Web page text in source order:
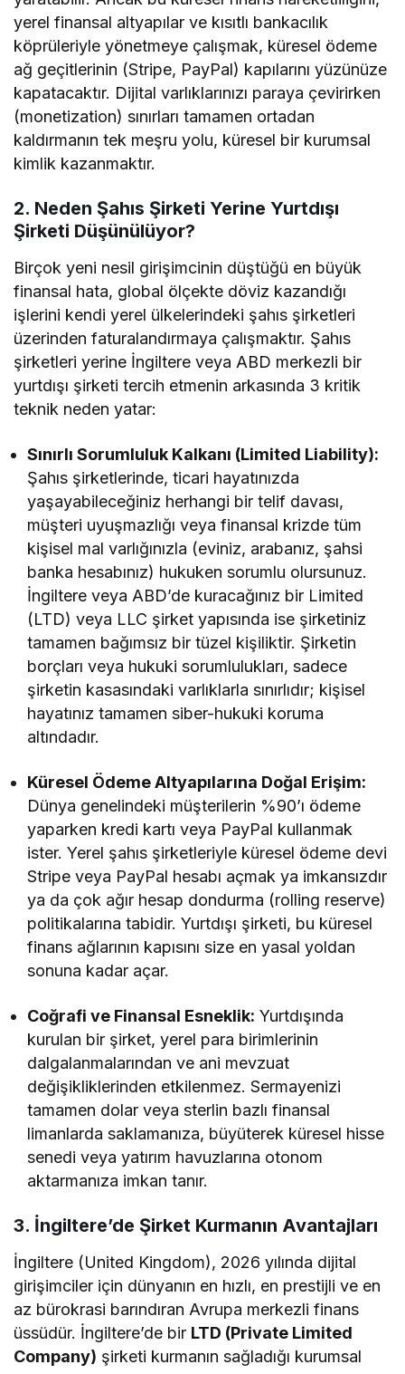
yerel finansal altyapılar ve kısıtlı bankacılık
köprüleriyle yönetmeye çalışmak, küresel ödeme
ağ geçitlerinin (Stripe, PayPal) kapılarını yüzünüze
kapatacaktır. Dijital varlıklarınızı paraya çevirirken
(monetization) sınırları tamamen ortadan
kaldırmanın tek meşru yolu, küresel bir kurumsal
kimlik kazanmaktır.
2. Neden Şahıs Şirketi Yerine Yurtdışı
Şirketi Düşünülüyor?
Birçok yeni nesil girişimcinin düştüğü en büyük
finansal hata, global ölçekte döviz kazandığı
işlerini kendi yerel ülkelerindeki şahıs şirketleri
üzerinden faturalandırmaya çalışmaktır. Şahıs
şirketleri yerine İngiltere veya ABD merkezli bir
yurtdışı şirketi tercih etmenin arkasında 3 kritik
teknik neden yatar:
Sınırlı Sorumluluk Kalkanı (Limited Liability):
Şahıs şirketlerinde, ticari hayatınızda
yaşayabileceğiniz herhangi bir telif davası,
müşteri uyuşmazlığı veya finansal krizde tüm
kişisel mal varlığınızla (eviniz, arabanız, şahsi
banka hesabınız) hukuken sorumlu olursunuz.
İngiltere veya ABD’de kuracağınız bir Limited
(LTD) veya LLC şirket yapısında ise şirketiniz
tamamen bağımsız bir tüzel kişiliktir. Şirketin
borçları veya hukuki sorumlulukları, sadece
şirketin kasasındaki varlıklarla sınırlıdır; kişisel
hayatınız tamamen siber-hukuki koruma
altındadır.
Küresel Ödeme Altyapılarına Doğal Erişim:
Dünya genelindeki müşterilerin %90’ı ödeme
yaparken kredi kartı veya PayPal kullanmak
ister. Yerel şahıs şirketleriyle küresel ödeme devi
Stripe veya PayPal hesabı açmak ya imkansızdır
ya da çok ağır hesap dondurma (rolling reserve)
politikalarına tabidir. Yurtdışı şirketi, bu küresel
finans ağlarının kapısını size en yasal yoldan
sonuna kadar açar.
Coğrafi ve Finansal Esneklik: Yurtdışında
kurulan bir şirket, yerel para birimlerinin
dalgalanmalarından ve ani mevzuat
değişikliklerinden etkilenmez. Sermayenizi
tamamen dolar veya sterlin bazlı finansal
limanlarda saklamanıza, büyüterek küresel hisse
senedi veya yatırım havuzlarına otonom
aktarmanıza imkan tanır.
3. İngiltere’de Şirket Kurmanın Avantajları
İngiltere (United Kingdom), 2026 yılında dijital
girişimciler için dünyanın en hızlı, en prestijli ve en
az bürokrasi barındıran Avrupa merkezli finans
üssüdür. İngiltere’de bir LTD (Private Limited
Company) şirketi kurmanın sağladığı kurumsal